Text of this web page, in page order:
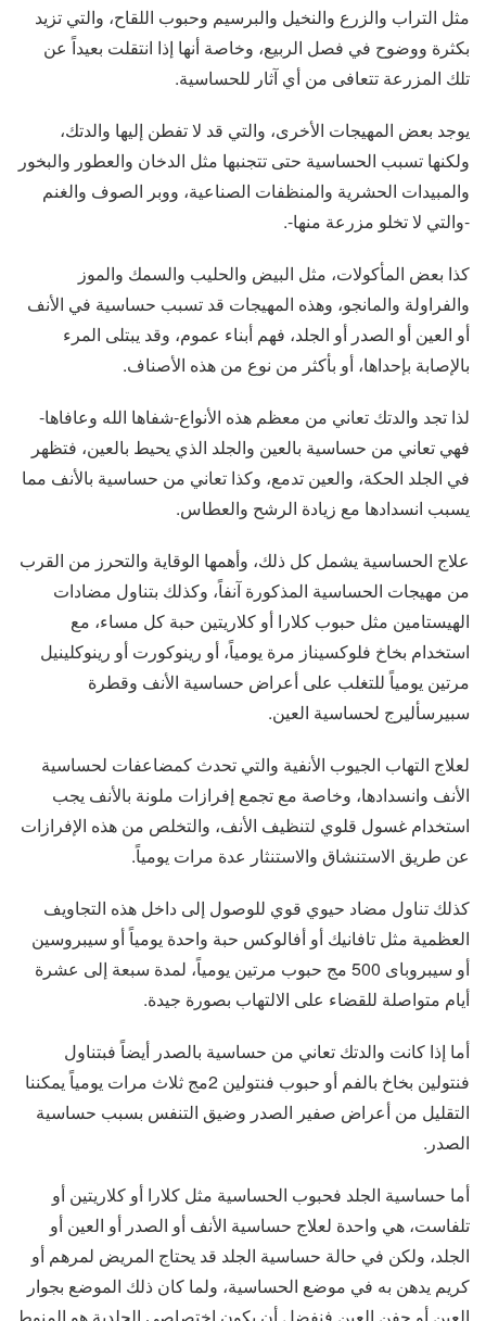
مثل التراب والزرع والنخيل والبرسيم وحبوب اللقاح، والتي تزيد
بكثرة ووضوح في فصل الربيع، وخاصة أنها إذا انتقلت بعيداً عن
تلك المزرعة تتعافى من أي آثار للحساسية.
يوجد بعض المهيجات الأخرى، والتي قد لا تفطن إليها والدتك،
ولكنها تسبب الحساسية حتى تتجنبها مثل الدخان والعطور والبخور
والمبيدات الحشرية والمنظفات الصناعية، ووبر الصوف والغنم
-والتي لا تخلو مزرعة منها-.
كذا بعض المأكولات، مثل البيض والحليب والسمك والموز
والفراولة والمانجو، وهذه المهيجات قد تسبب حساسية في الأنف
أو العين أو الصدر أو الجلد، فهم أبناء عموم، وقد يبتلى المرء
بالإصابة بإحداها، أو بأكثر من نوع من هذه الأصناف.
لذا تجد والدتك تعاني من معظم هذه الأنواع-شفاها الله وعافاها-
فهي تعاني من حساسية بالعين والجلد الذي يحيط بالعين، فتظهر
في الجلد الحكة، والعين تدمع، وكذا تعاني من حساسية بالأنف مما
يسبب انسدادها مع زيادة الرشح والعطاس.
علاج الحساسية يشمل كل ذلك، وأهمها الوقاية والتحرز من القرب
من مهيجات الحساسية المذكورة آنفاً، وكذلك بتناول مضادات
الهيستامين مثل حبوب كلارا أو كلاريتين حبة كل مساء، مع
استخدام بخاخ فلوكسيناز مرة يومياً، أو رينوكورت أو رينوكلينيل
مرتين يومياً للتغلب على أعراض حساسية الأنف وقطرة
سبيرسأليرج لحساسية العين.
لعلاج التهاب الجيوب الأنفية والتي تحدث كمضاعفات لحساسية
الأنف وانسدادها، وخاصة مع تجمع إفرازات ملونة بالأنف يجب
استخدام غسول قلوي لتنظيف الأنف، والتخلص من هذه الإفرازات
عن طريق الاستنشاق والاستنثار عدة مرات يومياً.
كذلك تناول مضاد حيوي قوي للوصول إلى داخل هذه التجاويف
العظمية مثل تافانيك أو أفالوكس حبة واحدة يومياً أو سيبروسين
أو سيبروباى 500 مج حبوب مرتين يومياً، لمدة سبعة إلى عشرة
أيام متواصلة للقضاء على الالتهاب بصورة جيدة.
أما إذا كانت والدتك تعاني من حساسية بالصدر أيضاً فبتناول
فنتولين بخاخ بالفم أو حبوب فنتولين 2مج ثلاث مرات يومياً يمكننا
التقليل من أعراض صفير الصدر وضيق التنفس بسبب حساسية
الصدر.
أما حساسية الجلد فحبوب الحساسية مثل كلارا أو كلاريتين أو
تلفاست، هي واحدة لعلاج حساسية الأنف أو الصدر أو العين أو
الجلد، ولكن في حالة حساسية الجلد قد يحتاج المريض لمرهم أو
كريم يدهن به في موضع الحساسية، ولما كان ذلك الموضع بجوار